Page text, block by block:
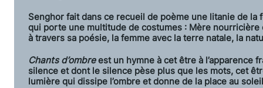
Senghor fait dans ce recueil de poème une litanie de la
qui porte une multitude de costumes : Mère nourricière
à travers sa poésie, la femme avec la terre natale, la
Chants d’ombreest un hymne à cet être à l’apparence
silence et dont le silence pèse plus que les mots, cet
lumière qui dissipe l’ombre et donne de la place au